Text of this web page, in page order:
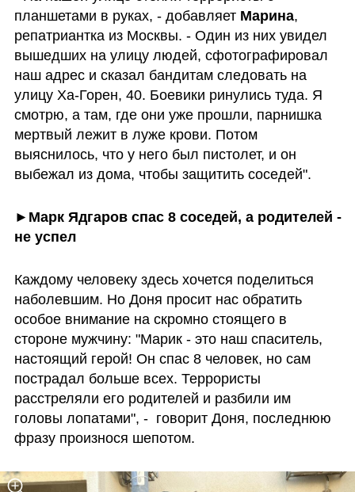
планшетами в руках, - добавляет Марина,
репатриантка из Москвы. - Один из них увидел
вышедших на улицу людей, сфотографировал
наш адрес и сказал бандитам следовать на
улицу Ха-Горен, 40. Боевики ринулись туда. Я
смотрю, а там, где они уже прошли, парнишка
мертвый лежит в луже крови. Потом
выяснилось, что у него был пистолет, и он
выбежал из дома, чтобы защитить соседей".
►Марк Ядгаров спас 8 соседей, а родителей -
не успел
Каждому человеку здесь хочется поделиться
наболевшим. Но Доня просит нас обратить
особое внимание на скромно стоящего в
стороне мужчину: "Марик - это наш спаситель,
настоящий герой! Он спас 8 человек, но сам
пострадал больше всех. Террористы
расстреляли его родителей и разбили им
головы лопатами", -  говорит Доня, последнюю
фразу произнося шепотом.